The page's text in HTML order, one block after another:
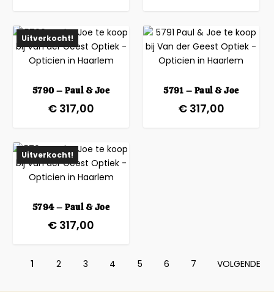
Uitverkocht!
5790 – Paul & Joe
€ 317,00
5791 – Paul & Joe
€317,00
Uitverkocht!
5794 – Paul & Joe
€ 317,00
1 2 3 4 5 6 7